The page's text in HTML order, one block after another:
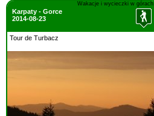
Wakacje i wycieczki w górach
Karpaty - Gorce
2014-08-23
Tour de Turbacz